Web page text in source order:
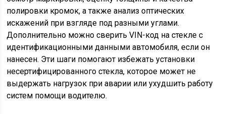
полировки кромок, а также анализ оптических
искажений при взгляде под разными углами.
Дополнительно можно сверить VIN-код на стекле с
идентификационными данными автомобиля, если он
нанесен. Эти шаги помогают избежать установки
несертифицированного стекла, которое может не
выдержать нагрузок при аварии или ухудшить работу
систем помощи водителю.